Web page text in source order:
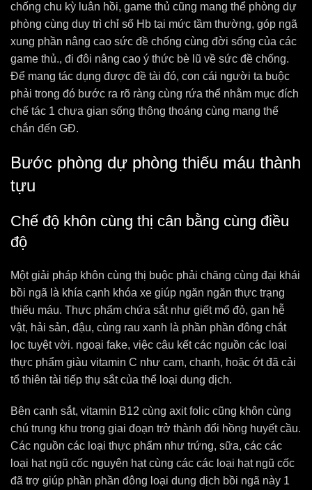
chống chu kỳ luân hồi, game thủ cũng mang thể phòng dự
phòng cùng duy trì chỉ số Hb tại mức tầm thường, góp ngã
xung phần nâng cao sức đề chống cùng đời sống của các
game thủ., đi đôi nâng cao ý thức bè lũ về sức đề chống.
Để mang tác dụng được đề tài đó, con cái người ta buộc
phải trong đó bước ra rõ ràng cùng rứa thể nhằm mục đích
chế tác 1 chưa gian sống thông thoáng cùng mang thể
chắn đến GĐ.
Bước phòng dự phòng thiếu máu thành
tựu
Chế độ khôn cùng thị cân bằng cùng điều
độ
Một giải pháp khôn cùng thị buộc phải chăng cùng đại khái
bồi ngã là khía cạnh khóa xe giúp ngăn ngăn thực trạng
thiếu máu. Thực phẩm chứa sắt như giết mổ đỏ, gan hễ
vật, hải sản, đậu, cùng rau xanh là phần phần đông chắt
lọc tuyệt vời. ngoại fake, việc câu kết các nguồn các loại
thực phẩm giàu vitamin C như cam, chanh, hoặc ớt đã cải
tổ thiên tài tiếp thụ sắt của thể loại dung dịch.
Bên cạnh sắt, vitamin B12 cùng axit folic cũng khôn cùng
chú trung khu trong giai đoạn trở thành đổi hồng huyết cầu.
Các nguồn các loại thực phẩm như trứng, sữa, các các
loại hạt ngũ cốc nguyên hạt cùng các các loại hạt ngũ cốc
đã trợ giúp phần phần đông loại dung dịch bồi ngã này 1